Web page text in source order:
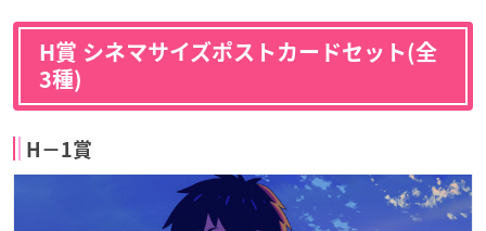
H賞 シネマサイズポストカードセット(全
3種)
H−1賞